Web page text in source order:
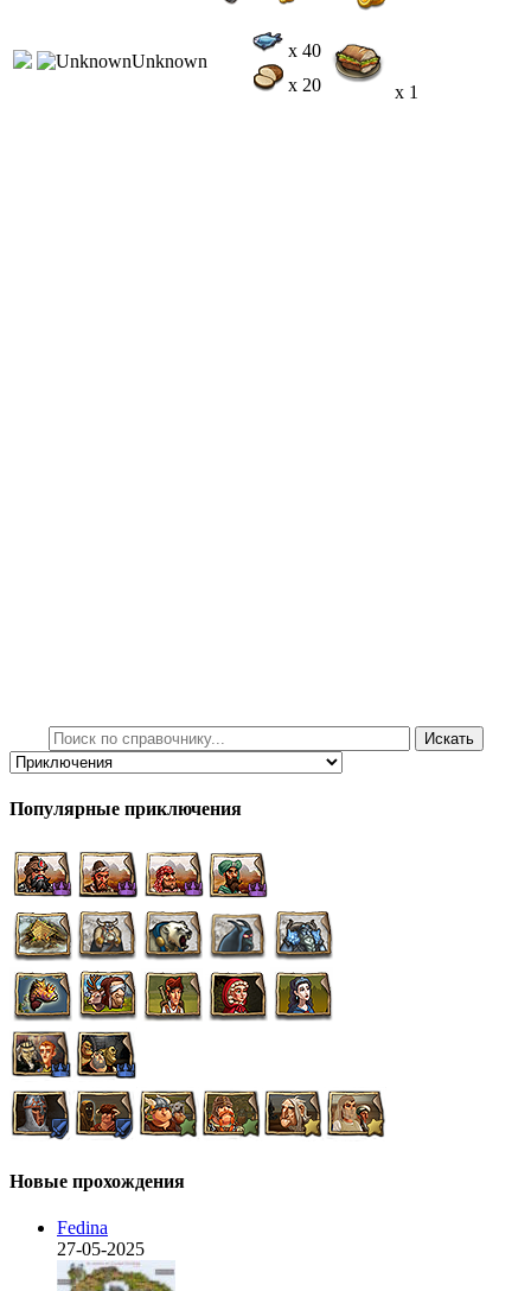
x 40
x 20
x 1
Популярные приключения
Новые прохождения
Fedina
27-05-2025